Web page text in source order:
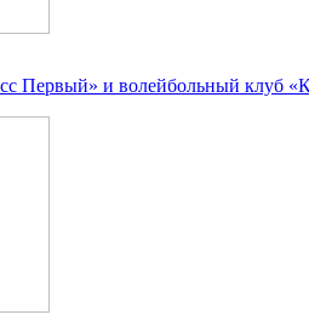
Первый» и волейбольный клуб